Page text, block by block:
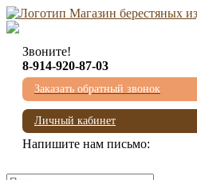
Звоните!
8-914-920-87-03
Заказать обратный звонок
Личный кабинет
Напишите нам письмо: